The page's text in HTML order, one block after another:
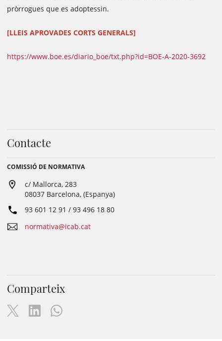
pròrrogues que es adoptessin.
[LLEIS APROVADES CORTS GENERALS]
https://www.boe.es/diario_boe/txt.php?id=BOE-A-2020-3692
Contacte
COMISSIÓ DE NORMATIVA
c/ Mallorca, 283
08037 Barcelona, (Espanya)
93 601 12 91 / 93 496 18 80
normativa@icab.cat
Comparteix